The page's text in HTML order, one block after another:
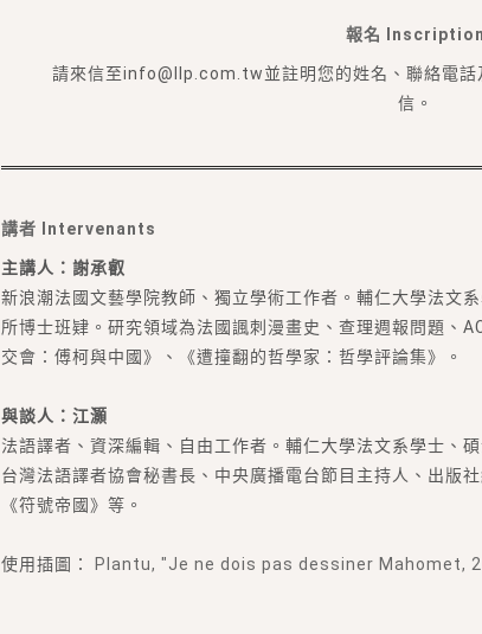
報名 Inscription
請來信至info@llp.com.tw並註明您的姓名、聯絡電話
信。
講者 Intervenants
主講人：謝承叡
新浪潮法國文藝學院教師、獨立學術工作者。輔仁大學法文
所博士班肄。研究領域為法國諷刺漫畫史、查理週報問題、
交會：傅柯與中國》、《遭撞翻的哲學家：哲學評論集》。
與談人：江灝
法語譯者、資深編輯、自由工作者。輔仁大學法文系學士、
台灣法語譯者協會秘書長、中央廣播電台節目主持人、出版
《符號帝國》等。
使用插圖： Plantu, "Je ne dois pas dessiner Mahomet,